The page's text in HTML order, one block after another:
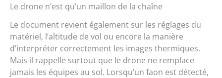
Le drone n’est qu’un maillon de la chaîne
Le document revient également sur les réglages du
matériel, l’altitude de vol ou encore la manière
d’interpréter correctement les images thermiques.
Mais il rappelle surtout que le drone ne remplace
jamais les équipes au sol. Lorsqu’un faon est détecté,